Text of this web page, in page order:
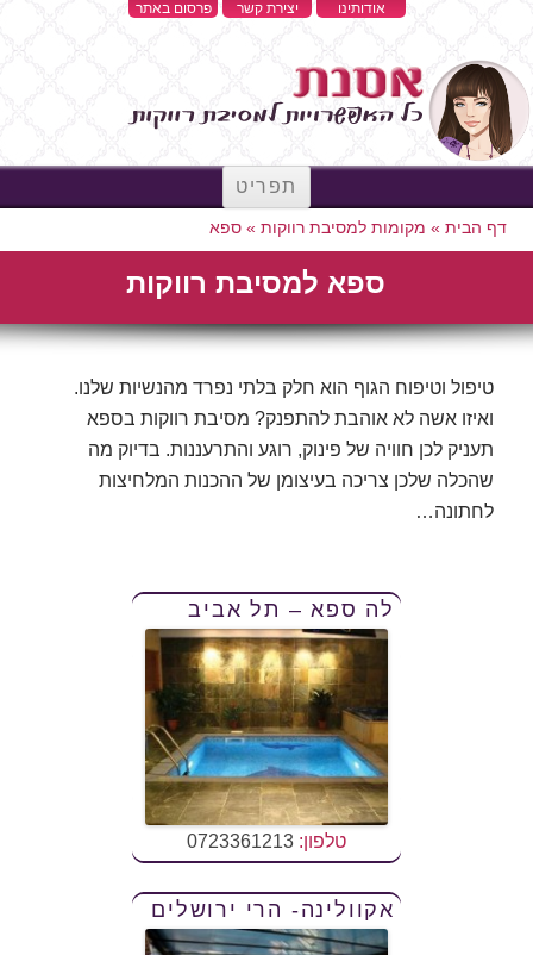
אודותינו יצירת קשר פרסום באתר
תפריט
דף הבית » מקומות למסיבת רווקות » ספא
ספא למסיבת רווקות
טיפול וטיפוח הגוף הוא חלק בלתי נפרד מהנשיות שלנו.
ואיזו אשה לא אוהבת להתפנק? מסיבת רווקות בספא
תעניק לכן חוויה של פינוק, רוגע והתרעננות. בדיוק מה
שהכלה שלכן צריכה בעיצומן של ההכנות המלחיצות
לחתונה…
לה ספא – תל אביב
טלפון:
אקוולינה- הרי ירושלים